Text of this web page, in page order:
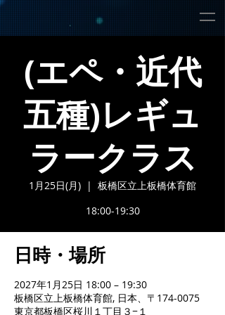
(エペ・近代
五種)レギュ
ラークラス
1月25日(月)
  |
板橋区立上板橋体育館
18:00-19:30
日時・場所
2027年1月25日 18:00 – 19:30
板橋区立上板橋体育館, 日本、〒174-0075
東京都板橋区桜川１丁目３−１